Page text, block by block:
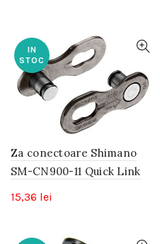
IN
STOC
Za conectoare Shimano
SM-CN900-11 Quick Link
15,36 lei